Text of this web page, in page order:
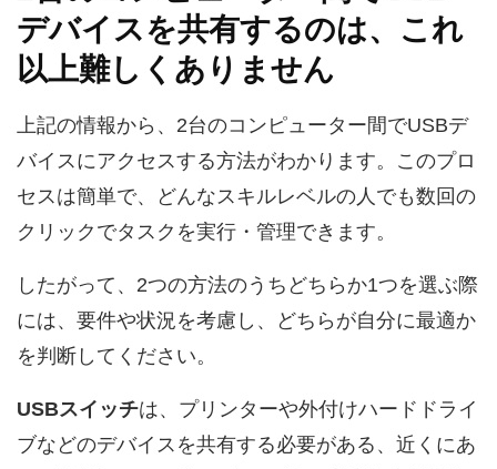
デバイスを共有するのは、これ
以上難しくありません
上記の情報から、2台のコンピューター間でUSBデ
バイスにアクセスする方法がわかります。このプロ
セスは簡単で、どんなスキルレベルの人でも数回の
クリックでタスクを実行・管理できます。
したがって、2つの方法のうちどちらか1つを選ぶ際
には、要件や状況を考慮し、どちらが自分に最適か
を判断してください。
USBスイッチは、プリンターや外付けハードドライ
ブなどのデバイスを共有する必要がある、近くにあ